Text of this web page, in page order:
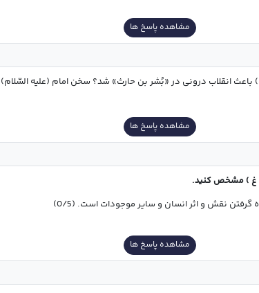
مشاهده پاسخ ها
انقلاب درونی در «بُشر بن حارث» شد؟ سخن امام (علیه السّلام)
مشاهده پاسخ ها
گرفتن نقش و اثر انسان و سایر موجودات است. (0/5)
مشاهده پاسخ ها